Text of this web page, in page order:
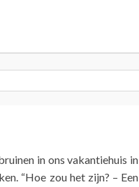
in ons vakantiehuis in
“Hoe zou het zijn? – Een